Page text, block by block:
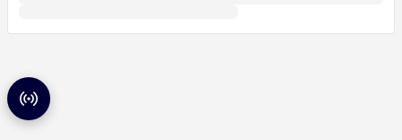
Radar de partidas